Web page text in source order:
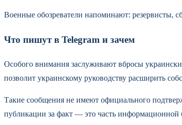
Военные обозреватели напоминают: резервисты,
Что пишут в Telegram и зачем
Особого внимания заслуживают вбросы
позволит украинскому руководству расширить
Такие сообщения не имеют официального
публикации за факт — это часть информационной